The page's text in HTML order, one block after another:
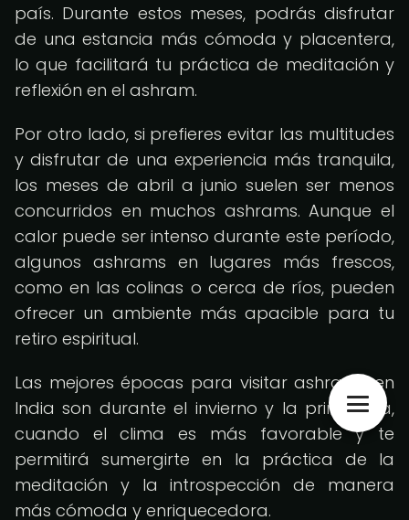
país. Durante estos meses, podrás disfrutar
de una estancia más cómoda y placentera,
lo que facilitará tu práctica de meditación y
reflexión en el ashram.
Por otro lado, si prefieres evitar las multitudes
y disfrutar de una experiencia más tranquila,
los meses de abril a junio suelen ser menos
concurridos en muchos ashrams. Aunque el
calor puede ser intenso durante este período,
algunos ashrams en lugares más frescos,
como en las colinas o cerca de ríos, pueden
ofrecer un ambiente más apacible para tu
retiro espiritual.
Las mejores épocas para visitar ashrams en
India son durante el invierno y la primavera,
cuando el clima es más favorable y te
permitirá sumergirte en la práctica de la
meditación y la introspección de manera
más cómoda y enriquecedora.